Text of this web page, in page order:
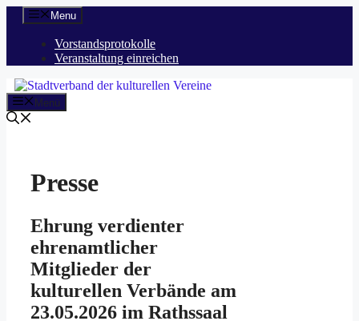
Zum
Inhalt
springen
Menu
Vorstandsprotokolle
Veranstaltung einreichen
Menü
Presse
Ehrung verdienter
ehrenamtlicher
Mitglieder der
kulturellen Verbände am
23.05.2026 im Rathssaal